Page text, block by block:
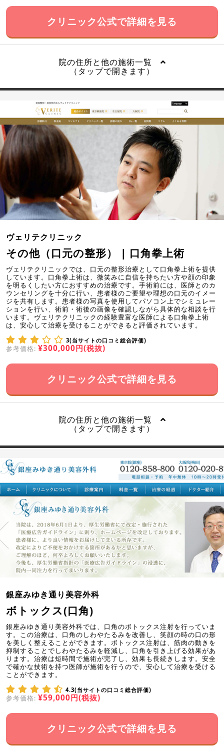
クリニック公式で詳細を見る
院の住所と他の施術一覧
（タップで開きます）
ヴェリテクリニック
その他（口元の整形） | 口角拳上術
ヴェリテクリニックでは、口元の整形治療として口角拳上術を提供
しています。口角拳上術は、微笑みに自信を持ちたい方や顔の印象
を明るくしたい方におすすめの治療です。手術前には、医師とのカ
ウンセリングを十分に行い、患者様のご要望や理想の口元のイメー
ジを共有します。患者様の写真を使用してパソコン上でシミュレー
ションを行い、術前・術後の画像を確認しながら具体的な相談を行
います。ヴェリテクリニックの経験豊富な医師による口角拳上術
は、安心して治療を受けることができると評価されています。
3(当サイトの口コミ総合評価)
参考価格: ¥300,000円(税抜)
クリニック公式で詳細を見る
院の住所と他の施術一覧
（タップで開きます）
銀座みゆき通り美容外科
ボトックス(口角)
銀座みゆき通り美容外科では、口角のボトックス注射を行っていま
す。この治療は、口角のしわやたるみを改善し、笑顔の時の口の形
を美しく整えることができます。ボトックス注射は、筋肉の動きを
抑制することでしわやたるみを軽減し、口角を引き上げる効果があ
ります。治療は短時間で施術が完了し、効果も長続きします。安全
で確かな技術を持つ医師が施術を行うので、安心して治療を受ける
ことができます。
4.3(当サイトの口コミ総合評価)
参考価格: ¥59,000円(税抜)
クリニック公式で詳細を見る